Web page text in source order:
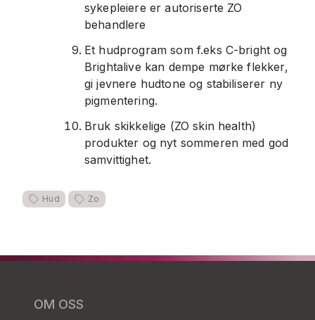
sykepleiere er autoriserte ZO
behandlere
Et hudprogram som f.eks C-bright og
Brightalive kan dempe mørke flekker,
gi jevnere hudtone og stabiliserer ny
pigmentering.
Bruk skikkelige (ZO skin health)
produkter og nyt sommeren med god
samvittighet.
Hud Zo
OM OSS